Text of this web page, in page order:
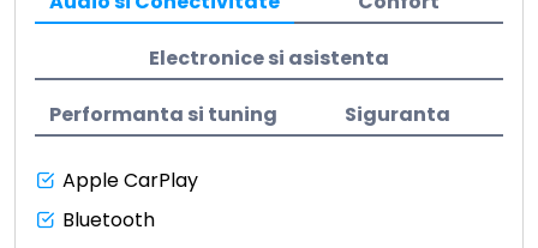
Electronice si asistenta
Performanta si tuning Siguranta
Apple CarPlay
Bluetooth